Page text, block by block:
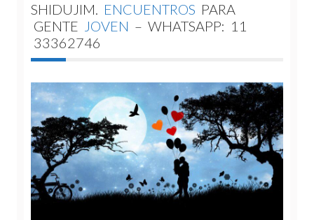
SHIDUJIM. ENCUENTROS PARA
GENTE JOVEN – WHATSAPP: 11
33362746